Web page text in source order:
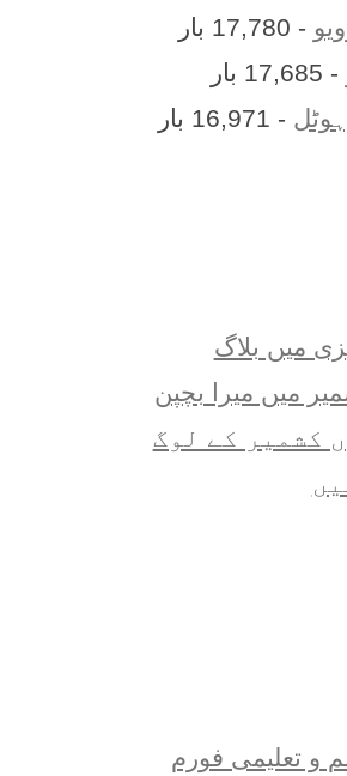
- 17,780 بار
- 17,685 بار
- 16,971 بار
کشمیر کے لوگ